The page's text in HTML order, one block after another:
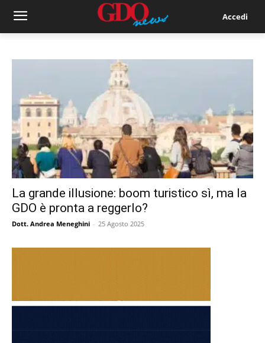
Accedi
La grande illusione: boom turistico sì, ma la
GDO è pronta a reggerlo?
Dott. Andrea Meneghini - 25 Agosto 2025